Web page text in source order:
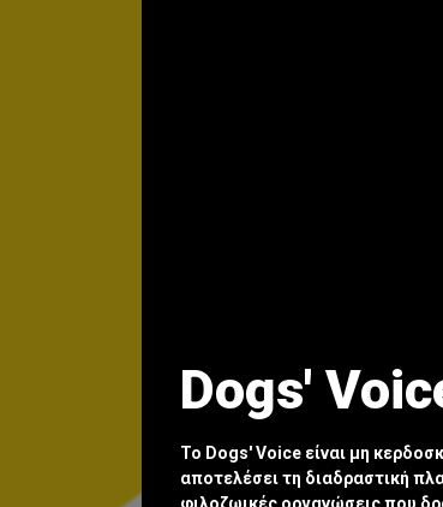
Dogs'
Το Dogs' Voice είναι μη
αποτελέσει τη διαδραστική
φιλοζωικές οργανώσεις που